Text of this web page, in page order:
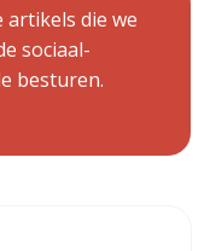
artikels die we
sociaal-
besturen.